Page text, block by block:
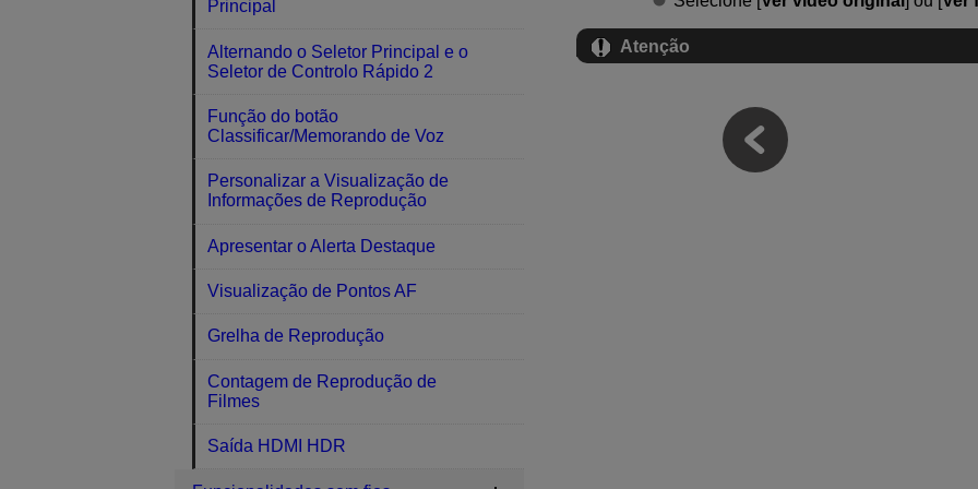
Atenção
Principal
Alternando o Seletor Principal e o
Seletor de Controlo Rápido 2
Função do botão
Classificar/Memorando de Voz
Personalizar a Visualização de
Informações de Reprodução
Apresentar o Alerta Destaque
Visualização de Pontos AF
Grelha de Reprodução
Contagem de Reprodução de
Filmes
Saída HDMI HDR